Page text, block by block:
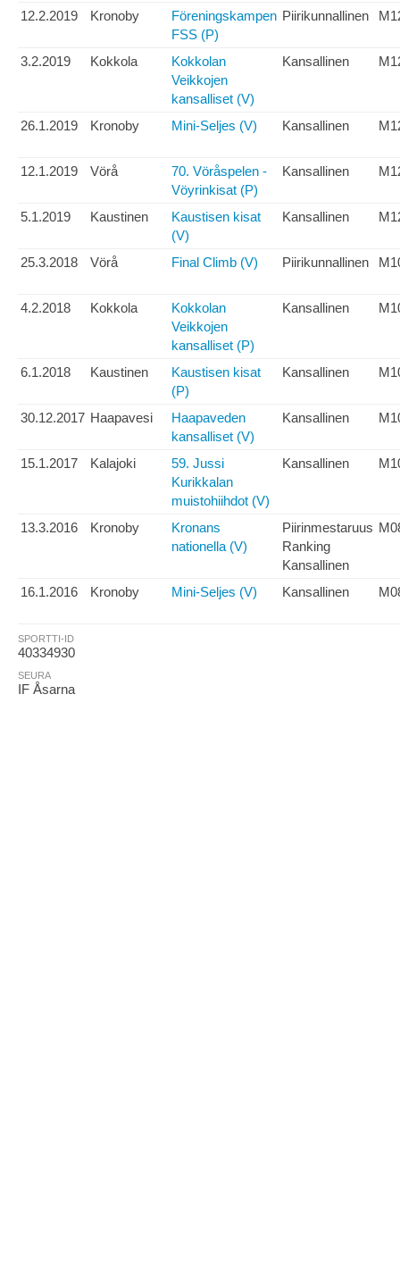
12.2.2019 Kronoby
Föreningskampen
FSS (P)
Piirikunnallinen
3.2.2019 Kokkola
Kokkolan
Veikkojen
kansalliset (V)
Kansallinen
26.1.2019 Kronoby Mini-Seljes (V) Kansallinen
12.1.2019 Vörå
70. Vöråspelen -
Vöyrinkisat (P)
Kansallinen
5.1.2019 Kaustinen
Kaustisen kisat
(V)
Kansallinen
25.3.2018 Vörå Final Climb (V) Piirikunnallinen
4.2.2018 Kokkola
Kokkolan
Veikkojen
kansalliset (P)
Kansallinen
6.1.2018 Kaustinen
Kaustisen kisat
(P)
Kansallinen
30.12.2017 Haapavesi
Haapaveden
kansalliset (V)
Kansallinen
15.1.2017 Kalajoki
59. Jussi
Kurikkalan
muistohiihdot (V)
Kansallinen
13.3.2016 Kronoby
Kronans
nationella (V)
Piirinmestaruus
Ranking
Kansallinen
16.1.2016 Kronoby Mini-Seljes (V) Kansallinen
SPORTTI-ID
40334930
SEURA
IF Åsarna